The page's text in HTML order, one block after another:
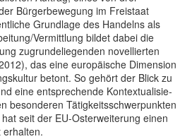
Bürgerbewegung im Freistaat
Grundlage des Handelns als
Vermitt­lung bildet dabei die
zugrunde­liegenden novellierten
das eine europäische Dimension
betont. So gehört der Blick zu
eine ent­spre­chende Kontextua­lisie­
besonderen Tätigkeits­schwer­punkten
seit der EU-Ost­erwei­terung einen
erhalten.